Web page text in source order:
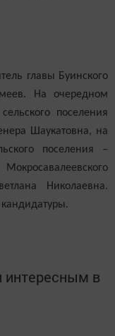
главы Буинского
На очередном
поселения
Шаукатовна, на
поселения –
Николаевна.
в